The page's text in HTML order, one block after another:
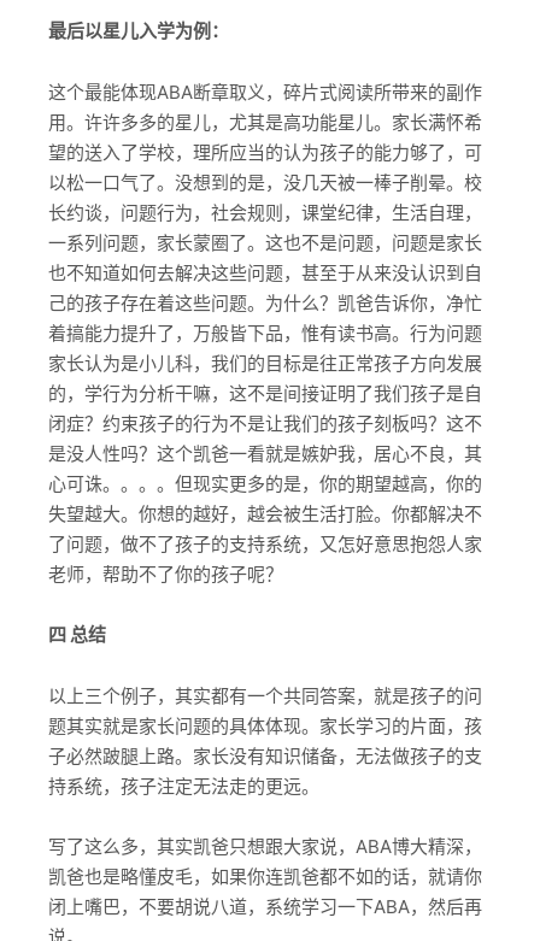
最后以星儿入学为例：
这个最能体现ABA断章取义，碎片式阅读所带来的副作
用。许许多多的星儿，尤其是高功能星儿。家长满怀希
望的送入了学校，理所应当的认为孩子的能力够了，可
以松一口气了。没想到的是，没几天被一棒子削晕。校
长约谈，问题行为，社会规则，课堂纪律，生活自理，
一系列问题，家长蒙圈了。这也不是问题，问题是家长
也不知道如何去解决这些问题，甚至于从来没认识到自
己的孩子存在着这些问题。为什么？凯爸告诉你，净忙
着搞能力提升了，万般皆下品，惟有读书高。行为问题
家长认为是小儿科，我们的目标是往正常孩子方向发展
的，学行为分析干嘛，这不是间接证明了我们孩子是自
闭症？约束孩子的行为不是让我们的孩子刻板吗？这不
是没人性吗？这个凯爸一看就是嫉妒我，居心不良，其
心可诛。。。。但现实更多的是，你的期望越高，你的
失望越大。你想的越好，越会被生活打脸。你都解决不
了问题，做不了孩子的支持系统，又怎好意思抱怨人家
老师，帮助不了你的孩子呢？
四 总结
以上三个例子，其实都有一个共同答案，就是孩子的问
题其实就是家长问题的具体体现。家长学习的片面，孩
子必然跛腿上路。家长没有知识储备，无法做孩子的支
持系统，孩子注定无法走的更远。
写了这么多，其实凯爸只想跟大家说，ABA博大精深，
凯爸也是略懂皮毛，如果你连凯爸都不如的话，就请你
闭上嘴巴，不要胡说八道，系统学习一下ABA，然后再